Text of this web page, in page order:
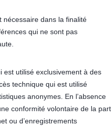
nécessaire dans la finalité
qui ne sont pas
est utilisé exclusivement à des
technique qui est utilisé
anonymes. En l’absence
conformité volontaire de la part
ou d’enregistrements